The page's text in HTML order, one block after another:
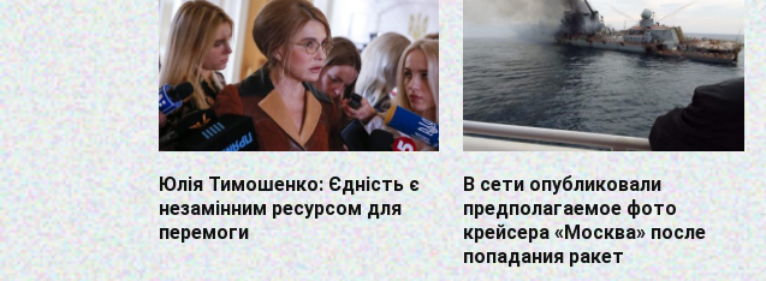
Юлія Тимошенко: Єдність є
незамінним ресурсом для
перемоги
В сети опубликовали
предполагаемое фото
крейсера «Москва» после
попадания ракет